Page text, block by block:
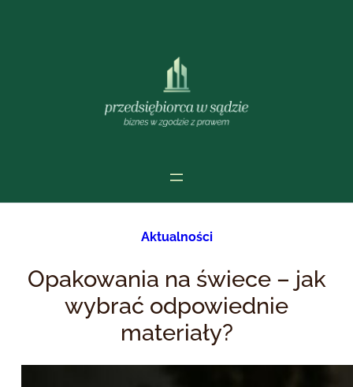
Aktualności
Opakowania na świece – jak
wybrać odpowiednie
materiały?